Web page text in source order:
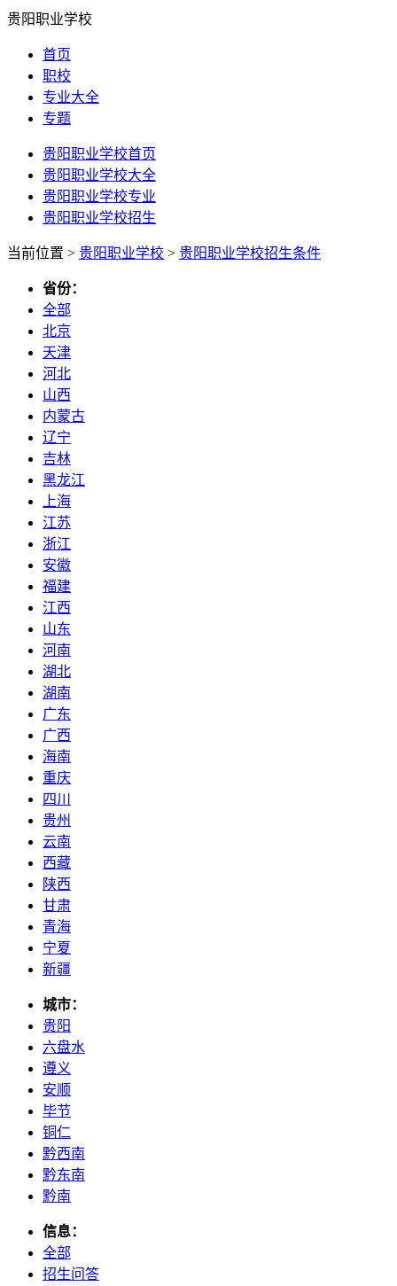
贵阳职业学校
首页
职校
专业大全
专题
贵阳职业学校首页
贵阳职业学校大全
贵阳职业学校专业
贵阳职业学校招生
当前位置 > 贵阳职业学校 > 贵阳职业学校招生条件
省份：
全部
北京
天津
河北
山西
内蒙古
辽宁
吉林
黑龙江
上海
江苏
浙江
安徽
福建
江西
山东
河南
湖北
湖南
广东
广西
海南
重庆
四川
贵州
云南
西藏
陕西
甘肃
青海
宁夏
新疆
城市：
贵阳
六盘水
遵义
安顺
毕节
铜仁
黔西南
黔东南
黔南
信息：
全部
招生问答